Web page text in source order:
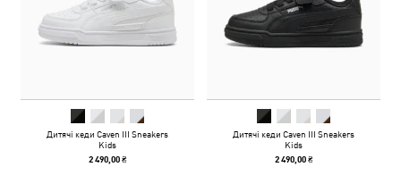
Дитячі кеди Caven III Sneakers
Kids
2 490,00 ₴
Дитячі кеди Caven III Sneakers
Kids
2 490,00 ₴